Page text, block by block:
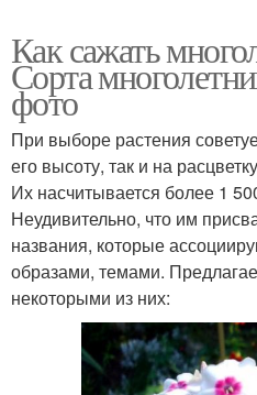
Как сажать
Сорта
фото
При выборе растения
его высоту, так и на
Их насчитывается более 1
Неудивительно, что им
названия, которые
образами, темами.
некоторыми из них: